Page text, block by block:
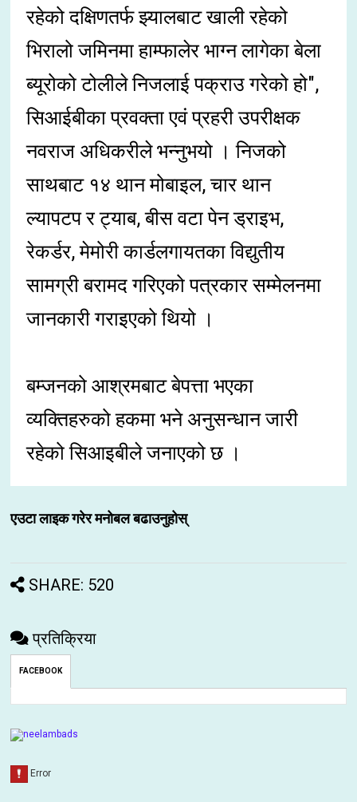
रहेको दक्षिणतर्फ झ्यालबाट खाली रहेको
भिरालो जमिनमा हाम्फालेर भाग्न लागेका बेला
ब्यूरोको टोलीले निजलाई पक्राउ गरेको हो",
सिआईबीका प्रवक्ता एवं प्रहरी उपरीक्षक
नवराज अधिकरीले भन्नुभयो । निजको
साथबाट १४ थान मोबाइल, चार थान
ल्यापटप र ट्याब, बीस वटा पेन ड्राइभ,
रेकर्डर, मेमोरी कार्डलगायतका विद्युतीय
सामग्री बरामद गरिएको पत्रकार सम्मेलनमा
जानकारी गराइएको थियो ।
बम्जनको आश्रमबाट बेपत्ता भएका
व्यक्तिहरुको हकमा भने अनुसन्धान जारी
रहेको सिआइबीले जनाएको छ ।
एउटा लाइक गरेर मनोबल बढाउनुहोस्
SHARE: 520
प्रतिक्रिया
FACEBOOK